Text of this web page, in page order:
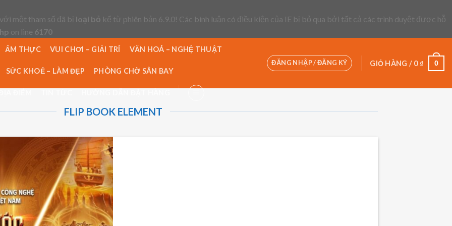
một tham số đã bị loại bỏ kể từ phiên bản 6.9.0! Các bình luận có điều kiện của IE bị bỏ qua bởi tất cả các trình duyệt được hỗ
on line 6170
ẨM THỰC VUI CHƠI – GIẢI TRÍ VĂN HOÁ – NGHỆ THUẬT
SỨC KHOẺ – LÀM ĐẸP PHÒNG CHỜ SÂN BAY
ĐĂNG NHẬP / ĐĂNG KÝ GIỎ HÀNG / 0 ₫ 0
FLIP BOOK ELEMENT